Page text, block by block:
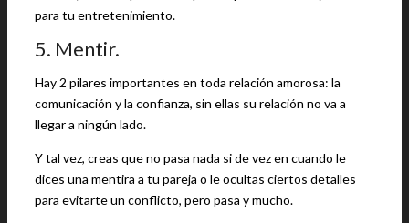
para tu entretenimiento.
5. Mentir.
Hay 2 pilares importantes en toda relación amorosa: la
comunicación y la confianza, sin ellas su relación no va a
llegar a ningún lado.
Y tal vez, creas que no pasa nada si de vez en cuando le
dices una mentira a tu pareja o le ocultas ciertos detalles
para evitarte un conflicto, pero pasa y mucho.